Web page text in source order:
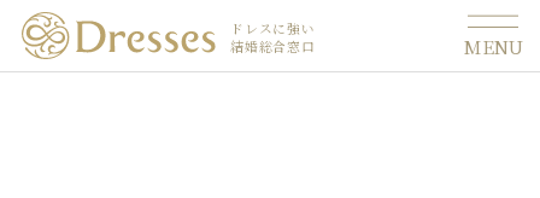
ドレスに強い
結婚総合窓口
MENU